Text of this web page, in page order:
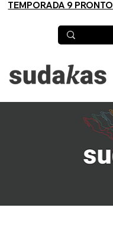
TEMPORADA 9 PRONTO